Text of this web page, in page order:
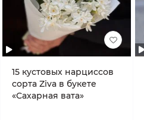
15 кустовых нарциссов
сорта Ziva в букете
«Сахарная вата»